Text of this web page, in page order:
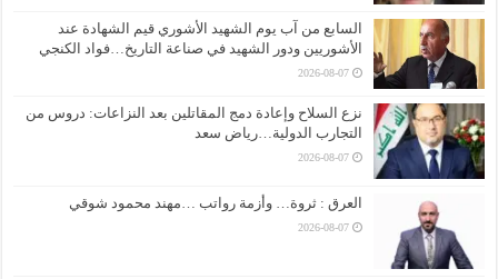
السابع من آب يوم الشهيد الأشوري قيم الشهادة عند
الأشوريين ودور الشهيد في صناعة التاريخ…فواد الكنجي
2026-08-07
نزع السلاح وإعادة دمج المقاتلين بعد النزاعات: دروس من
التجارب الدولية…رياض سعد
2026-08-07
العرق : ثروة… وأزمة رواتب …مهند محمود شوقي
2026-08-07